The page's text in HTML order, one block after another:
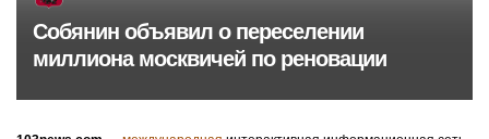
Собянин объявил о переселении
миллиона москвичей по реновации